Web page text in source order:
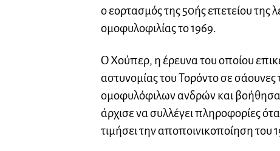
ο εορτασμός της 50ής επετείου της
ομοφυλοφιλίας το 1969.
Ο Χούπερ, η έρευνα του οποίου
αστυνομίας του Τορόντο σε
ομοφυλόφιλων ανδρών και
άρχισε να συλλέγει πληροφορίες
τιμήσει την αποποινικοποίηση του